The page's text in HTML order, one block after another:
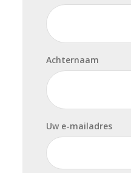
Achternaam
Uw e-mailadres